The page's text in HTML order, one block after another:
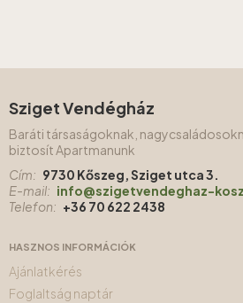
Sziget Vendégház
Baráti társaságoknak,
biztosít Apartmanunk
Cím: 9730 Kőszeg, Sziget utca 3.
E-mail: info@szigetvendeghaz-
Telefon: +36 70 622 2438
HASZNOS INFORMÁCIÓK
Ajánlatkérés
Foglaltság naptár